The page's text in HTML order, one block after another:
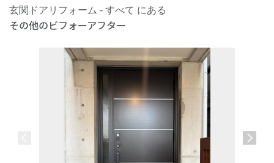
玄関ドアリフォーム - すべて にある
その他のビフォーアフター